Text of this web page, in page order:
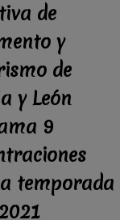
de
y
de
y León
9
temporada